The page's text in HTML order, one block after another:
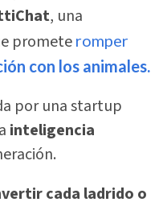
, una
promete romper
con los animales.
por una startup
inteligencia
cada ladrido o